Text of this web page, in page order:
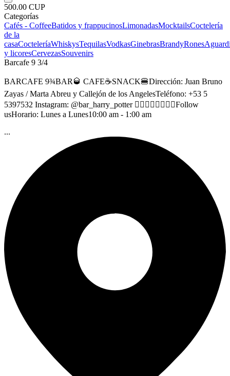
500.00 CUP
Categorías
Cafés - CoffeeBatidos y frappucinosLimonadasMocktailsCoctelería
de la
casaCocteleríaWhiskysTequilasVodkasGinebrasBrandyRones
y licoresCervezasSouvenirs
Barcafe 9 3/4
BARCAFE 9¾BAR🥃 CAFE☕SNACK🍔Dirección: Juan Bruno
Zayas / Marta Abreu y Callejón de los AngelesTeléfono: +53 5
5397532 Instagram: @bar_harry_potter 👆🏻👆🏻👆🏻👆🏻Follow
usHorario: Lunes a Lunes10:00 am - 1:00 am
...